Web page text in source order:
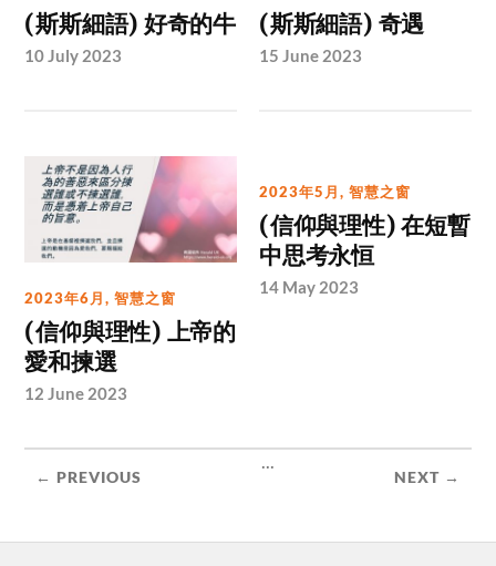
(斯斯細語) 好奇的牛
10 July 2023
(斯斯細語) 奇遇
15 June 2023
2023年6月,智慧之窗
(信仰與理性) 上帝的
愛和揀選
12 June 2023
2023年5月,智慧之窗
(信仰與理性) 在短暫
中思考永恒
14 May 2023
← PREVIOUS
...
NEXT →